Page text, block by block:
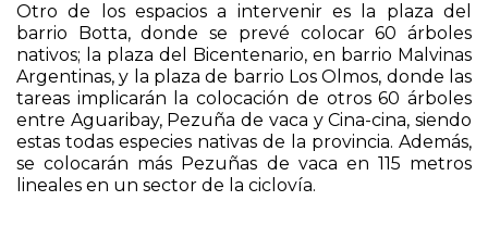
Otro de los espacios a intervenir es la plaza del
barrio Botta, donde se prevé colocar 60 árboles
nativos; la plaza del Bicentenario, en barrio Malvinas
Argentinas, y la plaza de barrio Los Olmos, donde las
tareas implicarán la colocación de otros 60 árboles
entre Aguaribay, Pezuña de vaca y Cina-cina, siendo
estas todas especies nativas de la provincia. Además,
se colocarán más Pezuñas de vaca en 115 metros
lineales en un sector de la ciclovía.